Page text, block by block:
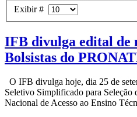
Exibir #
IFB divulga edital de
Bolsistas do
O IFB divulga hoje, dia 25 de
Seletivo Simplificado para Seleção
Nacional de Acesso ao Ensino